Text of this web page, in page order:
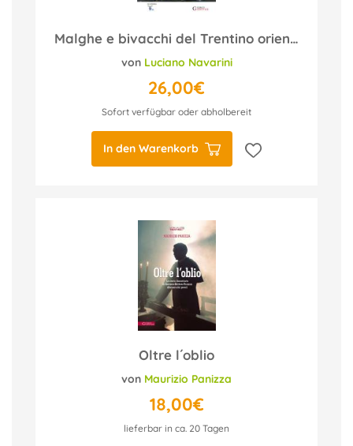
Malghe e bivacchi del Trentino orientale - vol. 1
von Luciano Navarini
26,00€
Sofort verfügbar oder abholbereit
In den Warenkorb
Oltre l´oblio
von Maurizio Panizza
18,00€
lieferbar in ca. 20 Tagen